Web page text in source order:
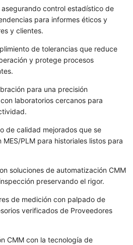
control estadístico de
para informes éticos y
y clientes.
de tolerancias que reduce
y protege procesos
para una precisión
laboratorios cercanos para
de calidad mejorados que se
PLM para historiales listos para
soluciones de automatización CMM
preservando el rigor.
de medición con palpado de
verificados de Proveedores
CMM con la tecnología de